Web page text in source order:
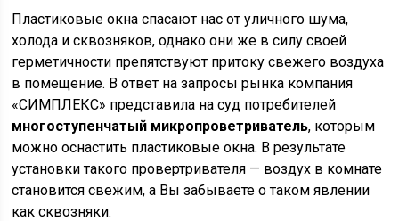
Пластиковые окна спасают нас от уличного шума,
холода и сквозняков, однако они же в силу своей
герметичности препятствуют притоку свежего воздуха
в помещение. В ответ на запросы рынка компания
«СИМПЛЕКС» представила на суд потребителей
многоступенчатый микропроветриватель, которым
можно оснастить пластиковые окна. В результате
установки такого провертривателя — воздух в комнате
становится свежим, а Вы забываете о таком явлении
как сквозняки.